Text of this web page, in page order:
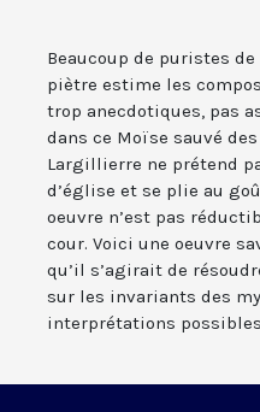
Beaucoup de puristes
piètre estime les
trop anecdotiques, pas
dans ce Moïse sauvé
Largillierre ne prétend
d’église et se plie au
oeuvre n’est pas
cour. Voici une oeuvre
qu’il s’agirait de
sur les invariants des
interprétations